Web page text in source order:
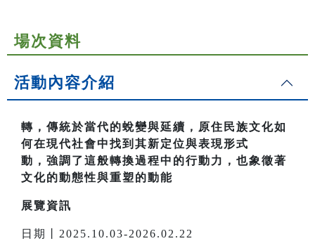
場次資料
活動內容介紹
轉，傳統於當代的蛻變與延續，原住民族文化如
何在現代社會中找到其新定位與表現形式
動，強調了這般轉換過程中的行動力，也象徵著
文化的動態性與重塑的動能
展覽資訊
日期丨2025.10.03-2026.02.22